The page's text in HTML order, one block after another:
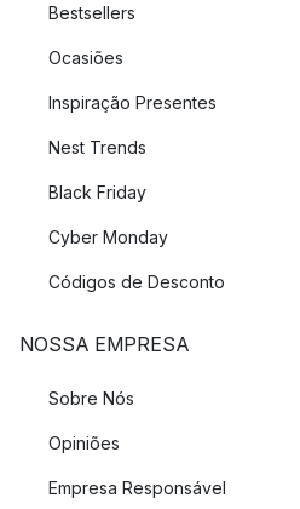
Bestsellers
Ocasiões
Inspiração Presentes
Nest Trends
Black Friday
Cyber Monday
Códigos de Desconto
NOSSA EMPRESA
Sobre Nós
Opiniões
Empresa Responsável